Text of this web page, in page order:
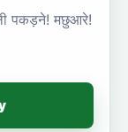
पकड़ने! मछुआरे!